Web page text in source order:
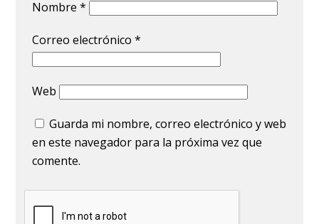
Nombre*
Correo electrónico*
Web
Guarda mi nombre, correo electrónico y web
en este navegador para la próxima vez que
comente.